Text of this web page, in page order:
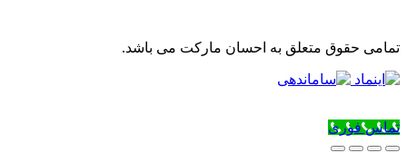
تمامی حقوق متعلق به احسان مارکت می باشد.
تماس فوری